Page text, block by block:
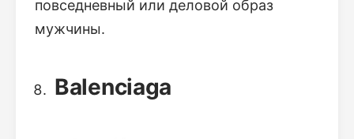
повседневный или деловой образ
мужчины.
Balenciaga